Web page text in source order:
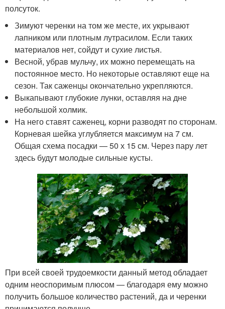
полсуток.
Зимуют черенки на том же месте, их укрывают
лапником или плотным лутрасилом. Если таких
материалов нет, сойдут и сухие листья.
Весной, убрав мульчу, их можно перемещать на
постоянное место. Но некоторые оставляют еще на
сезон. Так саженцы окончательно укрепляются.
Выкапывают глубокие лунки, оставляя на дне
небольшой холмик.
На него ставят саженец, корни разводят по сторонам.
Корневая шейка углубляется максимум на 7 см.
Общая схема посадки — 50 х 15 см. Через пару лет
здесь будут молодые сильные кусты.
При всей своей трудоемкости данный метод обладает
одним неоспоримым плюсом — благодаря ему можно
получить большое количество растений, да и черенки